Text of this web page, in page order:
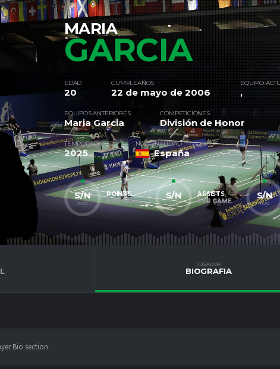
MARIA
GARCIA
EDAD
20
CUMPLEAÑOS
22 de mayo de 2006
EQUIPO
,
EQUIPOS ANTERIORES
Maria Garcia
COMPETICIONES
División de Honor
TEMPORADAS
2025
NACIONALIDAD
España
S/N
AVG
POINTS
PER GAME
S/N
AVG
ASSISTS
PER GAME
S/N
AVG
JUGADOR
BIOGRAFIA
Bio section.